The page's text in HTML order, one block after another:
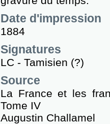
Date d'impression
1884
Signatures
LC - Tamisien (?)
Source
La France et les
Tome IV
Augustin Challamel